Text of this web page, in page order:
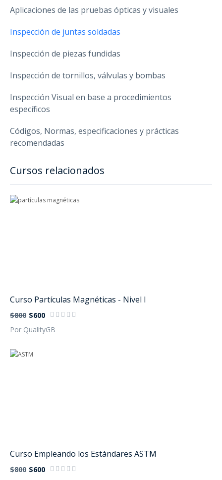
Aplicaciones de las pruebas ópticas y visuales
Inspección de juntas soldadas
Inspección de piezas fundidas
Inspección de tornillos, válvulas y bombas
Inspección Visual en base a procedimientos
específicos
Códigos, Normas, especificaciones y prácticas
recomendadas
Cursos relacionados
Curso Partículas Magnéticas - Nivel I
$800 $600
Por QualityGB
Curso Empleando los Estándares ASTM
$800 $600